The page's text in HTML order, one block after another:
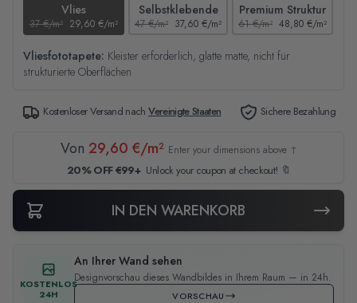
Vlies
37 €/m² 29,60 €/m²
Selbstklebende
47 €/m² 37,60 €/m²
Premium Struktur
61 €/m² 48,80 €/m²
Vliesfototapete: Kleister erforderlich, glatte matte, nicht für
strukturierte Oberflächen
Kostenloser Versand nachVereinigte Staaten Sichere Bezahlung
Von 29,60 €/m² Enter your dimensions above ↑
20% OFF €99+ Unlock your coupon at checkout! 🔖
IN DEN WARENKORB
KOSTENLOS
24H
An Ihrer Wand sehen
Designvorschau dieses Wandbildes in Ihrem Raum — in 24h.
VORSCHAU